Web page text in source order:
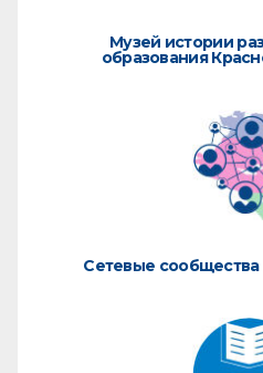
Музей истории
образования
Сетевые сообщества